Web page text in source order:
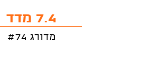
7.4 מדד
מדורג #74